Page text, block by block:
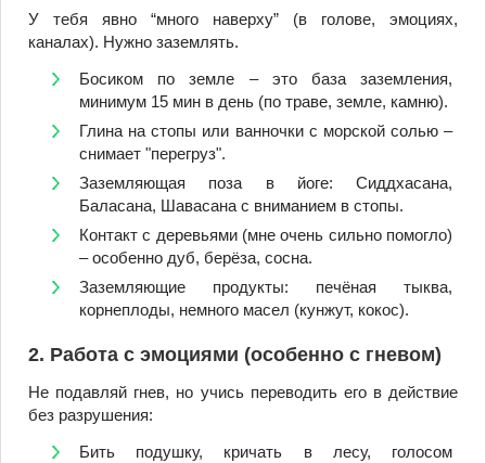
У тебя явно “много наверху” (в голове, эмоциях,
каналах). Нужно заземлять.
Босиком по земле – это база заземления,
минимум 15 мин в день (по траве, земле, камню).
Глина на стопы или ванночки с морской солью –
снимает "перегруз".
Заземляющая поза в йоге: Сиддхасана,
Баласана, Шавасана с вниманием в стопы.
Контакт с деревьями (мне очень сильно помогло)
– особенно дуб, берёза, сосна.
Заземляющие продукты: печёная тыква,
корнеплоды, немного масел (кунжут, кокос).
2. Работа с эмоциями (особенно с гневом)
Не подавляй гнев, но учись переводить его в действие
без разрушения:
Бить подушку, кричать в лесу, голосом